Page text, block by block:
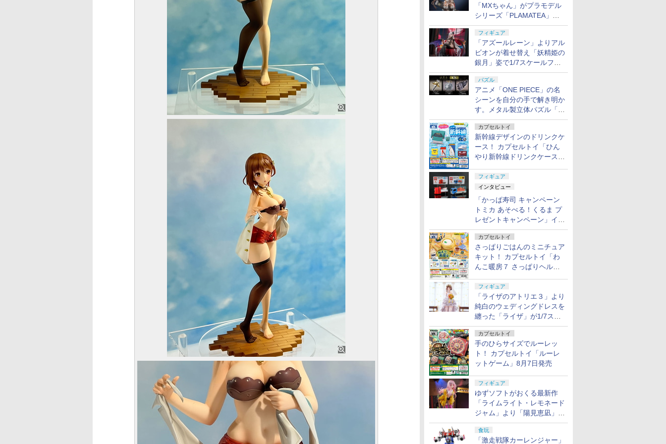
「MXちゃん」がプラモデル
シリーズ「PLAMATEA」で
登場！ 2027年1月発売予定
フィギュア
「アズールレーン」よりアル
ビオンが着せ替え「妖精姫の
銀月」姿で1/7スケールフィ
ギュア化！
パズル
アニメ「ONE PIECE」の名
シーンを自分の手で解き明か
す。メタル製立体パズル「は
ずる ONE PIECE」シリーズ
3種が登場
カプセルトイ
新幹線デザインのドリンクケ
ース！ カプセルトイ「ひん
やり新幹線ドリンクケース」
フィギュア
インタビュー
「かっぱ寿司 キャンペーン
トミカ あそべる！くるま プ
レゼントキャンペーン」イン
タビュー
カプセルトイ
さっぱりごはんのミニチュア
キット！ カプセルトイ「わ
んこ暖房７ さっぱりヘルシ
フィギュア
「ライザのアトリエ３」より
純白のウェディングドレスを
纏った「ライザ」が1/7スケ
ールフィギュアで登場！
カプセルトイ
手のひらサイズでルーレッ
ト！ カプセルトイ「ルーレ
ットゲーム」8月7日発売
フィギュア
ゆずソフトがおくる最新作
「ライムライト・レモネード
ジャム」より「陽見恵凪」が
1/3.5スケールフィギュアで
登場！
食玩
「激走戦隊カーレンジャー」